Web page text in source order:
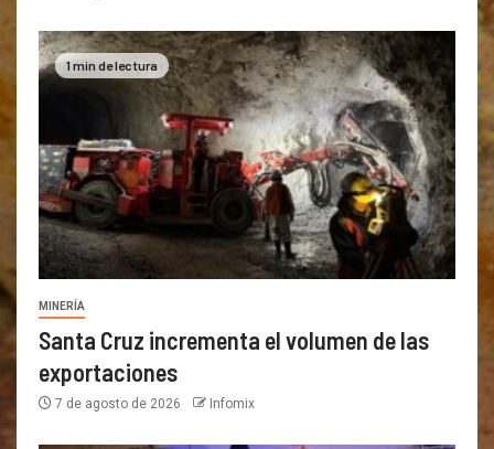
1 min de lectura
MINERÍA
Santa Cruz incrementa el volumen de las
exportaciones
7 de agosto de 2026 Infomix